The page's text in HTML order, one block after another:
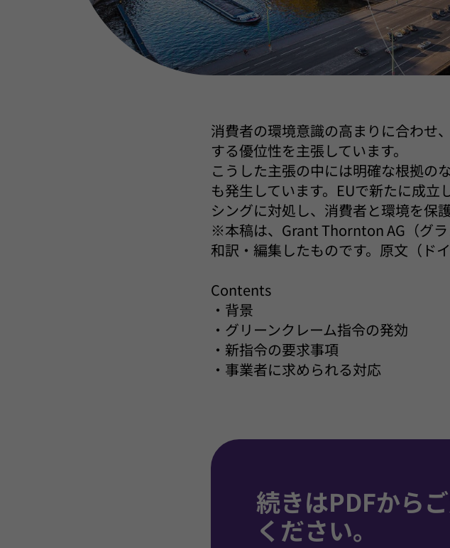
消費者の環境意識の高まりに合わせ
する優位性を主張しています。
こうした主張の中には明確な根拠の
も発生しています。EUで新たに成
シングに対処し、消費者と環境を保
※本稿は、Grant Thornton AG（グラ
和訳・編集したものです。原文（ド
Contents
・背景
・グリーンクレーム指令の発効
・新指令の要求事項
・事業者に求められる対応
続きはPDFから
ください。